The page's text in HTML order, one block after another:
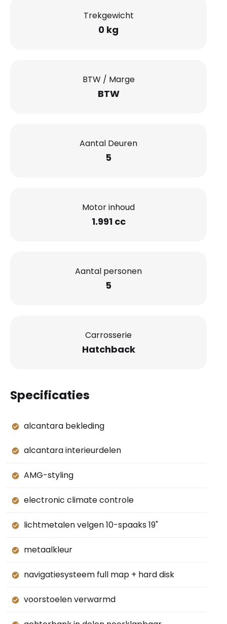
Trekgewicht
0 kg
BTW / Marge
BTW
Aantal Deuren
5
Motor inhoud
1.991 cc
Aantal personen
5
Carrosserie
Hatchback
Specificaties
alcantara bekleding
alcantara interieurdelen
AMG-styling
electronic climate controle
lichtmetalen velgen 10-spaaks 19"
metaalkleur
navigatiesysteem full map + hard disk
voorstoelen verwarmd